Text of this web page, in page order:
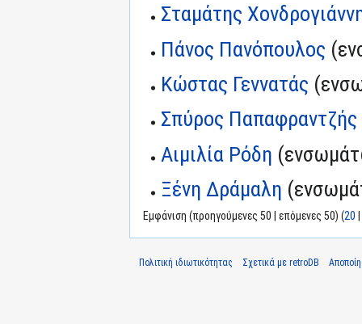
Σταμάτης
Πάνος Πανόπουλος
Κώστας Γεννατάς
Σπύρος Παπαφραντζής
Αιμιλία Ρόδη
Ξένη Δράμαλη
Εμφάνιση (προηγούμενες 50 | επόμενες 50) (20
Πολιτική ιδιωτικότητας Σχετικά με retroDB